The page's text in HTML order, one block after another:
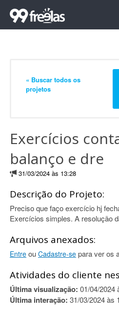
« Buscar todos os
projetos
Exercícios
balanço e dre
31/03/2024 às 13:28
Descrição do Projeto:
Preciso que faço exercício hj
Exercícios simples. A resolução
Arquivos anexados:
Entre ou Cadastre-se para ver os
Atividades do cliente
Última visualização: 01/04/2024
Última interação: 31/03/2024 às